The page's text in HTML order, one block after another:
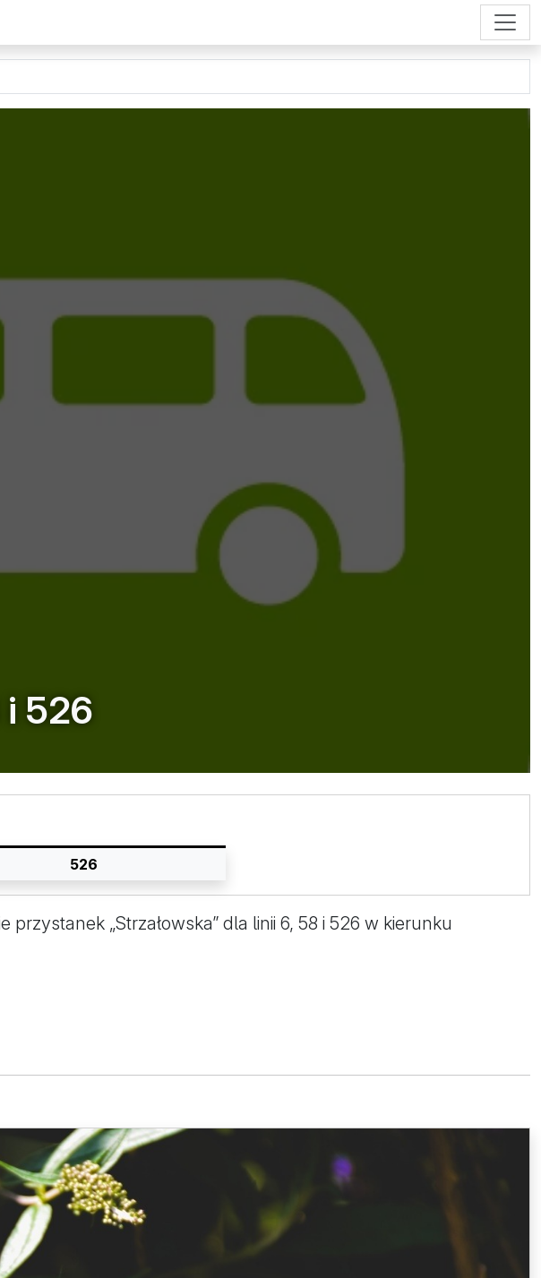
526
526
„Strzałowska” dla linii 6, 58 i 526 w kierunku